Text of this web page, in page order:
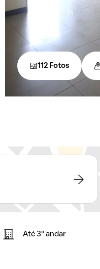
112 Fotos
Até 3° andar